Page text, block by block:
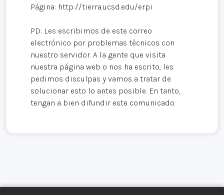
Página: http://tierra.ucsd.edu/erpi
PD: Les escribimos de este correo
electrónico por problemas técnicos con
nuestro servidor. A la gente que visita
nuestra página web o nos ha escrito, les
pedimos disculpas y vamos a tratar de
solucionar esto lo antes posible. En tanto,
tengan a bien difundir este comunicado.